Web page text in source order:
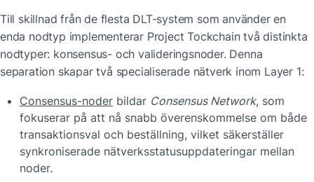
Till skillnad från de flesta DLT-system som använder en
enda nodtyp implementerar Project Tockchain två distinkta
nodtyper: konsensus- och valideringsnoder. Denna
separation skapar två specialiserade nätverk inom Layer 1:
Consensus-noder bildar Consensus Network, som
fokuserar på att nå snabb överenskommelse om både
transaktionsval och beställning, vilket säkerställer
synkroniserade nätverksstatusuppdateringar mellan
noder.